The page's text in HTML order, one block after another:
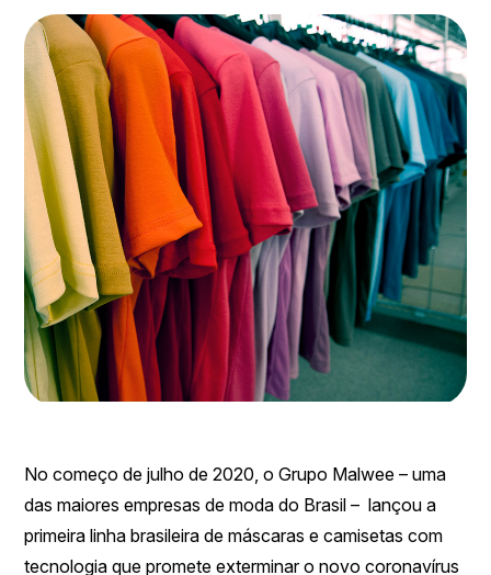
No começo de julho de 2020, o Grupo Malwee – uma
das maiores empresas de moda do Brasil – lançou a
primeira linha brasileira de máscaras e camisetas com
tecnologia que promete exterminar o novo coronavírus